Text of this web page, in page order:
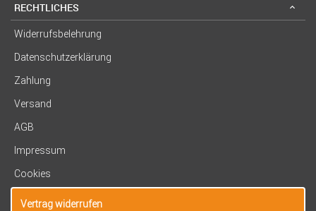
RECHTLICHES
Widerrufsbelehrung
Datenschutzerklärung
Zahlung
Versand
AGB
Impressum
Cookies
Vertrag widerrufen